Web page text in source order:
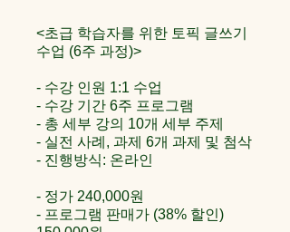
<초급 학습자를 위한 토픽 글쓰기
수업 (6주 과정)>
- 수강 인원 1:1 수업
- 수강 기간 6주 프로그램
- 총 세부 강의 10개 세부 주제
- 실전 사례, 과제 6개 과제 및 첨삭
- 진행방식: 온라인
- 정가 240,000원
- 프로그램 판매가 (38% 할인)